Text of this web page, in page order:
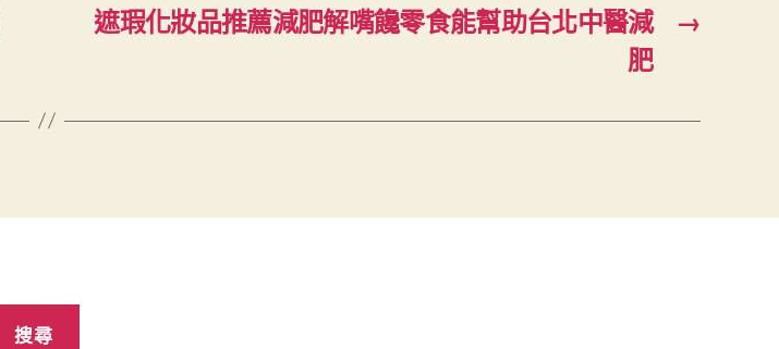
→
遮瑕化妝品推薦減肥解嘴饞零食能幫助台北中醫減
肥